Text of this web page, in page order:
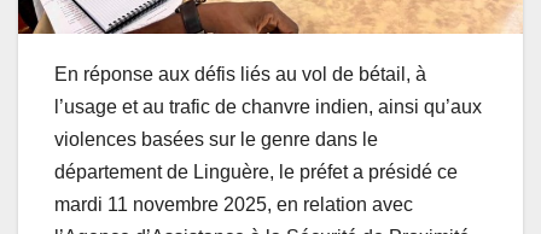
En réponse aux défis liés au vol de bétail, à
l’usage et au trafic de chanvre indien, ainsi qu’aux
violences basées sur le genre dans le
département de Linguère, le préfet a présidé ce
mardi 11 novembre 2025, en relation avec